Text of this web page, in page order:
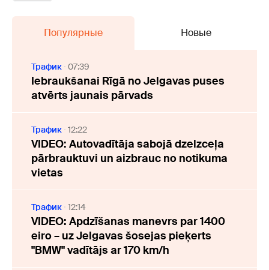
Популярные Новые
Трафик 07:39
Iebraukšanai Rīgā no Jelgavas puses
atvērts jaunais pārvads
Трафик 12:22
VIDEO: Autovadītāja sabojā dzelzceļa
pārbrauktuvi un aizbrauc no notikuma
vietas
Трафик 12:14
VIDEO: Apdzīšanas manevrs par 1400
eiro – uz Jelgavas šosejas pieķerts
"BMW" vadītājs ar 170 km/h